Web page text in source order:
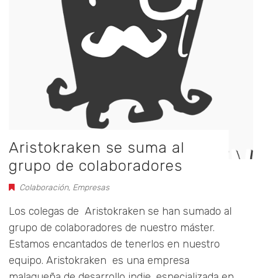
Aristokraken se suma al
grupo de colaboradores
Colaboración, Empresas
Los colegas de Aristokraken se han sumado al
grupo de colaboradores de nuestro máster.
Estamos encantados de tenerlos en nuestro
equipo. Aristokraken es una empresa